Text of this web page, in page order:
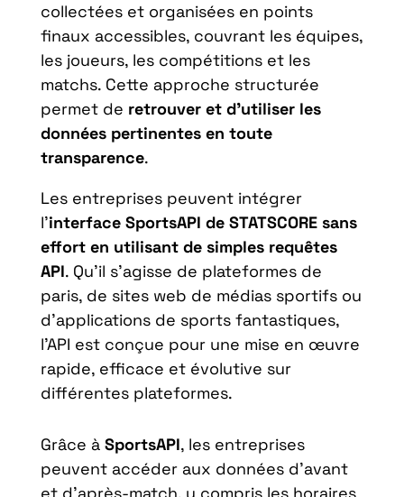
collectées et organisées en points
finaux accessibles, couvrant les équipes,
les joueurs, les compétitions et les
matchs. Cette approche structurée
permet de retrouver et d’utiliser les
données pertinentes en toute
transparence.
Les entreprises peuvent intégrer
l’interface SportsAPI de STATSCORE sans
effort en utilisant de simples requêtes
API. Qu’il s’agisse de plateformes de
paris, de sites web de médias sportifs ou
d’applications de sports fantastiques,
l’API est conçue pour une mise en œuvre
rapide, efficace et évolutive sur
différentes plateformes.
Grâce à SportsAPI, les entreprises
peuvent accéder aux données d’avant